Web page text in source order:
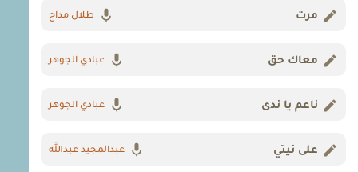
مرت طلال مداح
معاك حق عبادي الجوهر
ناعم يا ندى عبادي الجوهر
على نيتي عبدالمجيد عبدالله